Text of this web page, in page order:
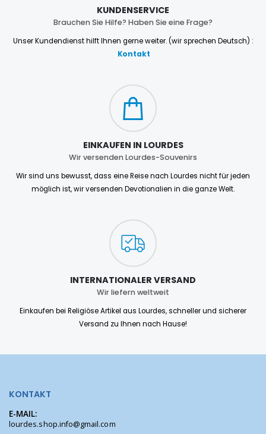
KUNDENSERVICE
Brauchen Sie Hilfe? Haben Sie eine Frage?
Unser Kundendienst hilft Ihnen gerne weiter. (wir sprechen Deutsch) :
Kontakt
EINKAUFEN IN LOURDES
Wir versenden Lourdes-Souvenirs
Wir sind uns bewusst, dass eine Reise nach Lourdes nicht für jeden
möglich ist, wir versenden Devotionalien in die ganze Welt.
INTERNATIONALER VERSAND
Wir liefern weltweit
Einkaufen bei Religiöse Artikel aus Lourdes, schneller und sicherer
Versand zu Ihnen nach Hause!
KONTAKT
E-MAIL:
lourdes.shop.info@gmail.com